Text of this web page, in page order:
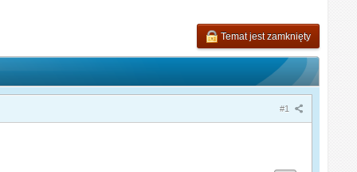
Temat jest zamknięty
#1